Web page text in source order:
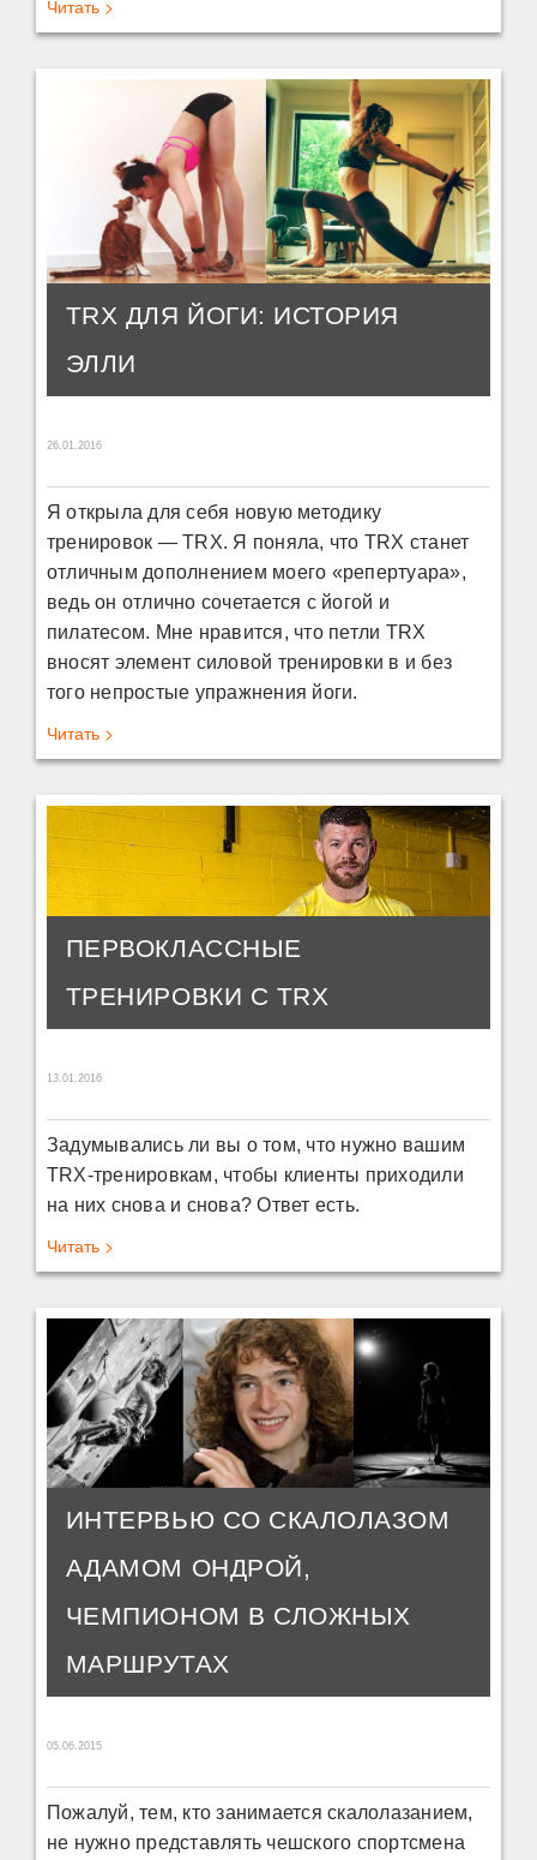
Читать >
TRX ДЛЯ ЙОГИ: ИСТОРИЯ
ЭЛЛИ
26.01.2016
Я открыла для себя новую методику
тренировок — TRX. Я поняла, что TRX станет
отличным дополнением моего «репертуара»,
ведь он отлично сочетается с йогой и
пилатесом. Мне нравится, что петли TRX
вносят элемент силовой тренировки в и без
того непростые упражнения йоги.
Читать >
ПЕРВОКЛАССНЫЕ
ТРЕНИРОВКИ С TRX
13.01.2016
Задумывались ли вы о том, что нужно вашим
TRX-тренировкам, чтобы клиенты приходили
на них снова и снова? Ответ есть.
Читать >
ИНТЕРВЬЮ СО СКАЛОЛАЗОМ
АДАМОМ ОНДРОЙ,
ЧЕМПИОНОМ В СЛОЖНЫХ
МАРШРУТАХ
05.06.2015
Пожалуй, тем, кто занимается скалолазанием,
не нужно представлять чешского спортсмена